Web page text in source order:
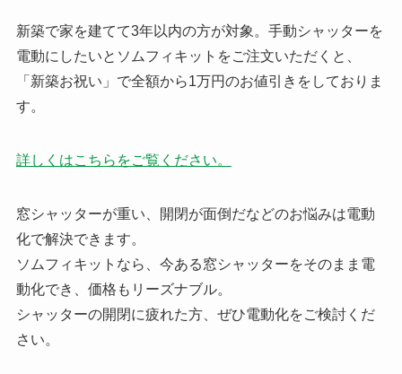
新築で家を建てて3年以内の方が対象。手動シャッターを
電動にしたいとソムフィキットをご注文いただくと、
「新築お祝い」で全額から1万円のお値引きをしておりま
す。
詳しくはこちらをご覧ください。
窓シャッターが重い、開閉が面倒だなどのお悩みは電動
化で解決できます。
ソムフィキットなら、今ある窓シャッターをそのまま電
動化でき、価格もリーズナブル。
シャッターの開閉に疲れた方、ぜひ電動化をご検討くだ
さい。